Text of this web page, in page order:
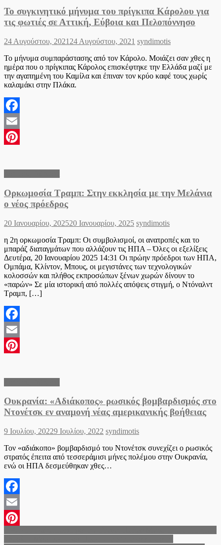
Το συγκινητικό μήνυμα του πρίγκιπα Κάρολου για
τις φωτιές σε Αττική, Εύβοια και Πελοπόννησο
Posted
24 Αυγούστου, 2021 24 Αυγούστου, 2021 Author
syndimotis
Το μήνυμα συμπαράστασης από τον Κάρολο. Μοιάζει σαν χθες η
ημέρα που ο πρίγκιπας Κάρολος επισκέφτηκε την Ελλάδα μαζί με
την αγαπημένη του Καμίλα και έπιναν τον κρύο καφέ τους χωρίς
καλαμάκι στην Πλάκα.
Facebook
Email
Ορκωμοσία Τραμπ: Στην εκκλησία με την Μελάνια
ο νέος πρόεδρος
Posted
20 Ιανουαρίου, 202520 Ιανουαρίου, 2025 Author
syndimotis
η 2η ορκωμοσία Τραμπ: Οι συμβολισμοί, οι ανατροπές και το
μπαράζ διαταγμάτων που αλλάζουν τις ΗΠΑ – Όλες οι εξελίξεις
Δευτέρα, 20 Ιανουαρίου 2025 14:31 Οι πρώην πρόεδροι των ΗΠΑ,
Ομπάμα, Κλίντον, Μπους, οι μεγιστάνες των τεχνολογικών
κολοσσών και πλήθος εκπροσώπων ξένων χωρών δίνουν το
«παρών» Σε μία ιστορική από πολλές απόψεις στιγμή, ο Ντόναλντ
Τραμπ, […]
Facebook
Email
Ουκρανία: «Αδιάκοπος» ρωσικός βομβαρδισμός στο
Ντονέτσκ εν αναμονή νέας αμερικανικής βοήθειας
Posted
9 Ιουλίου, 20229 Ιουλίου, 2022 Author
syndimotis
Τον «αδιάκοπο» βομβαρδισμό του Ντονέτσκ συνεχίζει ο ρωσικός
στρατός έπειτα από τεσσεράμισι μήνες πολέμου στην Ουκρανία,
ενώ οι ΗΠΑ δεσμεύθηκαν χθες…
Facebook
Email
Pinterest
Πλοήγηση